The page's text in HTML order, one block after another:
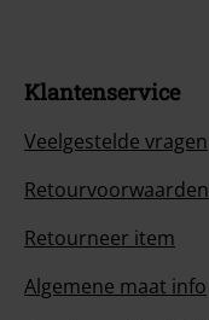
Klantenservice
Veelgestelde vragen
Retourvoorwaarden
Retourneer item
Algemene maat info